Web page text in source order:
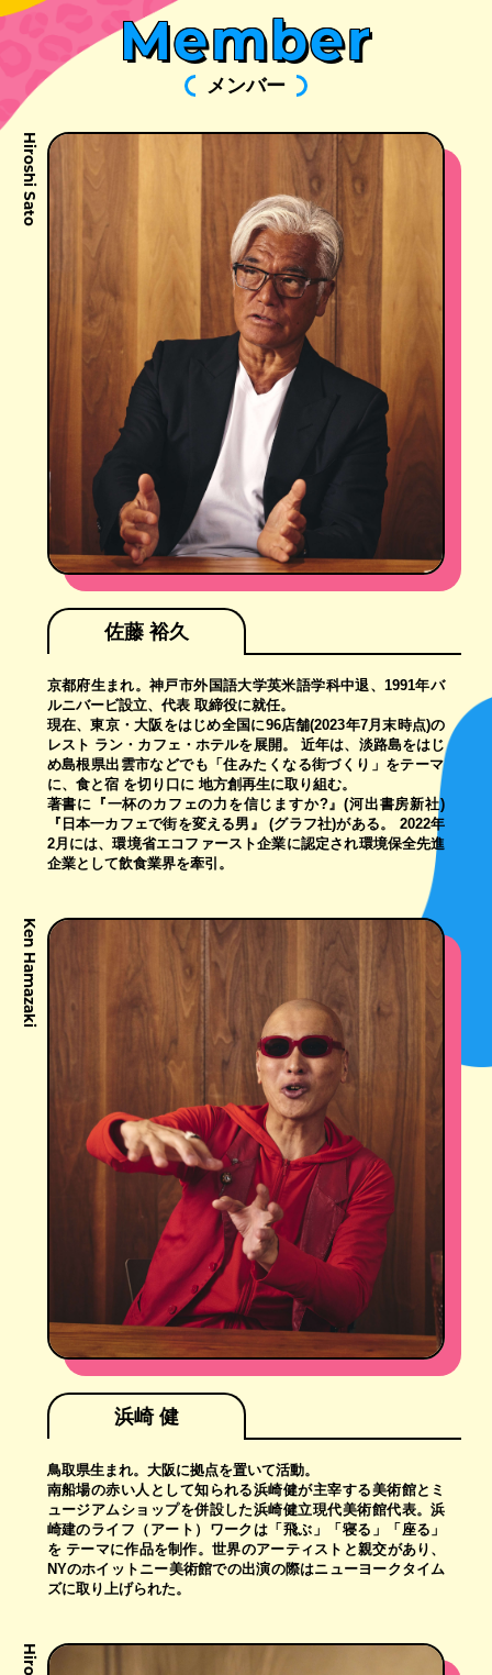
Member
メンバー
佐藤 裕久
京都府生まれ。神戸市外国語大学英米語学科中退、1991年バ
ルニバービ設立、代表 取締役に就任。
現在、東京・大阪をはじめ全国に96店舗(2023年7月末時点)の
レスト ラン・カフェ・ホテルを展開。 近年は、淡路島をはじ
め島根県出雲市などでも「住みたくなる街づくり」をテーマ
に、食と宿 を切り口に 地方創再生に取り組む。
著書に『一杯のカフェの力を信じますか?』(河出書房新社)
『日本一カフェで街を変える男』 (グラフ社)がある。 2022年
2月には、環境省エコファースト企業に認定され環境保全先進
企業として飲食業界を牽引。
浜崎 健
鳥取県生まれ。大阪に拠点を置いて活動。
南船場の赤い人として知られる浜崎健が主宰する美術館とミ
ュージアムショップを併設した浜崎健立現代美術館代表。浜
崎建のライフ（アート）ワークは「飛ぶ」「寝る」「座る」
を テーマに作品を制作。世界のアーティストと親交があり、
NYのホイットニー美術館での出演の際はニューヨークタイム
ズに取り上げられた。